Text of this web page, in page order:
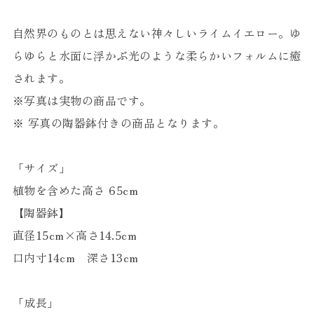
自然界のものとは思えない神々しいライムイエロー。ゆ
らゆらと水面に浮かぶ光のような柔らかいフォルムに癒
されます。
※写真は実物の商品です。
※ 写真の陶器鉢付きの商品となります。
「サイズ」
植物を含めた高さ 65cm
【陶器鉢】
直径15cm×高さ14.5cm
口内寸14cm 深さ13cm
「成長」